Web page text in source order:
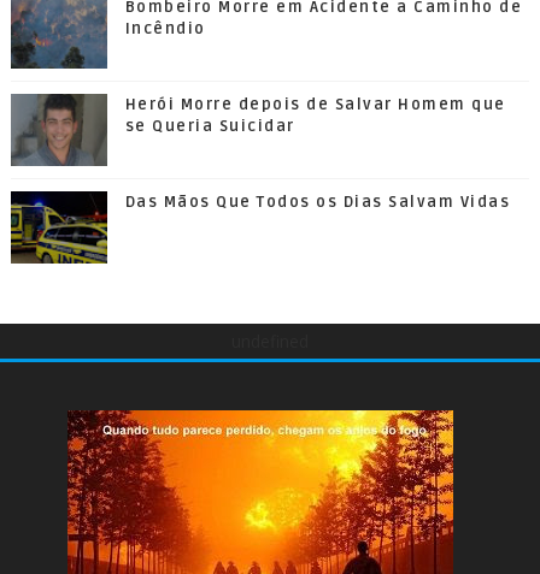
Bombeiro Morre em Acidente a Caminho de
Incêndio
Herói Morre depois de Salvar Homem que
se Queria Suicidar
Das Mãos Que Todos os Dias Salvam Vidas